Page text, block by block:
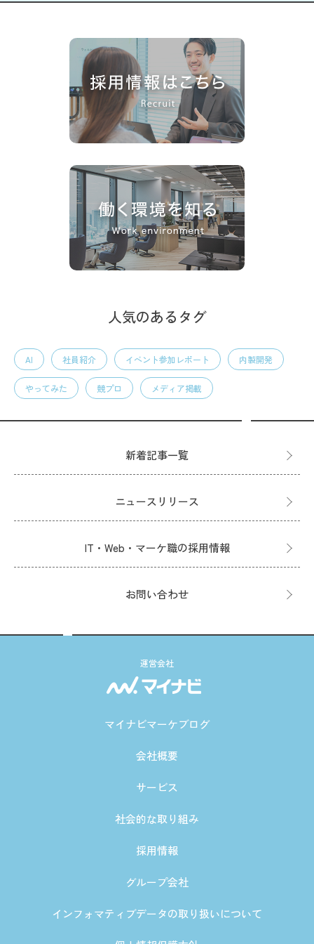
人気のあるタグ
AI 社員紹介 イベント参加レポート 内製開発
やってみた 競プロ メディア掲載
新着記事一覧
ニュースリリース
IT・Web・マーケ職の採用情報
お問い合わせ
運営会社
マイナビマーケブログ
会社概要
サービス
社会的な取り組み
採用情報
グループ会社
インフォマティブデータの取り扱いについて